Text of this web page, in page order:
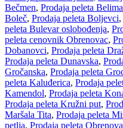
Bečmen, Prodaja peleta
Boleč, Prodaja peleta Boljevci,
peleta Bulevar oslobođenja,
peleta cenovnik Obrenovac,
Dobanovci, Prodaja peleta
Prodaja peleta Dunavska,
Gročanska, Prodaja peleta
peleta Kaluđerica, Prodaja
Kamendol, Prodaja peleta
Prodaja peleta Kružni put,
Maršala Tita, Prodaja peleta
petlja, Prodaja peleta